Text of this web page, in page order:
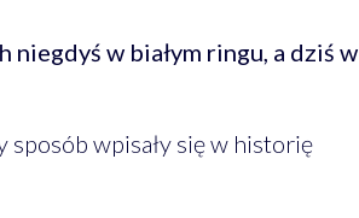
w białym ringu, a dziś w
wpisały się w historię